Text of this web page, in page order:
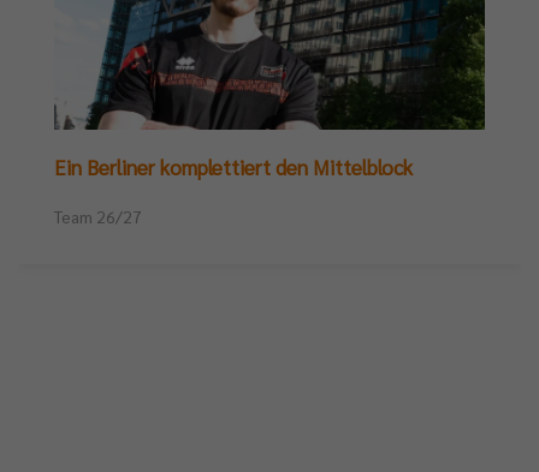
Ein Berliner komplettiert den Mittelblock
Team 26/27